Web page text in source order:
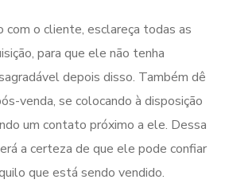
com o cliente, esclareça todas as
para que ele não tenha
depois disso. Também dê
venda, se colocando à disposição
um contato próximo a ele. Dessa
a certeza de que ele pode confiar
que está sendo vendido.